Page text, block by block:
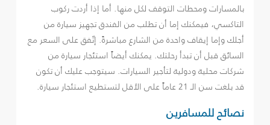
بالمسارات ومحطات التوقف لكل منها. أما إذا أردت ركوب
التاكسي، فيمكنك إما أن تطلب من الفندق تجهيز سيارة من
أجلك وإما إيقاف واحدة من الشارع مباشرةً. إتّفق على السعر مع
السائق قبل أن تبدأ رحلتك. يمكنك أيضاً استئجار سيارة من
شركات محلية ودولية لتأجير السيارات. سيتوجب عليك أن تكون
قد بلغت سن الـ 21 عاماً على الأقل لتستطيع استئجار سيارة.
نصائح للمسافرين